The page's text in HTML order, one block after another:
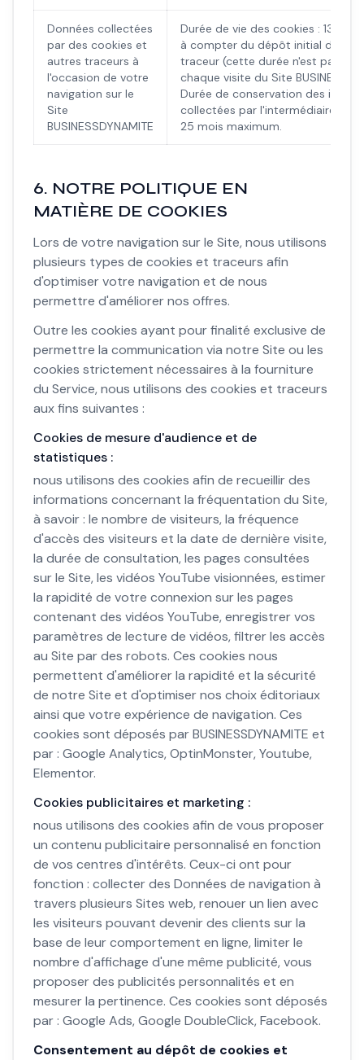
Données collectées
par des cookies et
autres traceurs à
l'occasion de votre
navigation sur le
Site
BUSINESSDYNAMITE
Durée de vie des cookies : 13
à compter du dépôt initial du
traceur (cette durée n'est pas
chaque visite du Site
Durée de conservation des
collectées par l'intermédiaire de
25 mois maximum.
6. NOTRE POLITIQUE EN
MATIÈRE DE COOKIES
Lors de votre navigation sur le Site, nous utilisons
plusieurs types de cookies et traceurs afin
d'optimiser votre navigation et de nous
permettre d'améliorer nos offres.
Outre les cookies ayant pour finalité exclusive de
permettre la communication via notre Site ou les
cookies strictement nécessaires à la fourniture
du Service, nous utilisons des cookies et traceurs
aux fins suivantes :
Cookies de mesure d'audience et de
statistiques :
nous utilisons des cookies afin de recueillir des
informations concernant la fréquentation du Site,
à savoir : le nombre de visiteurs, la fréquence
d'accès des visiteurs et la date de dernière visite,
la durée de consultation, les pages consultées
sur le Site, les vidéos YouTube visionnées, estimer
la rapidité de votre connexion sur les pages
contenant des vidéos YouTube, enregistrer vos
paramètres de lecture de vidéos, filtrer les accès
au Site par des robots. Ces cookies nous
permettent d'améliorer la rapidité et la sécurité
de notre Site et d'optimiser nos choix éditoriaux
ainsi que votre expérience de navigation. Ces
cookies sont déposés par BUSINESSDYNAMITE et
par : Google Analytics, OptinMonster, Youtube,
Elementor.
Cookies publicitaires et marketing :
nous utilisons des cookies afin de vous proposer
un contenu publicitaire personnalisé en fonction
de vos centres d'intérêts. Ceux-ci ont pour
fonction : collecter des Données de navigation à
travers plusieurs Sites web, renouer un lien avec
les visiteurs pouvant devenir des clients sur la
base de leur comportement en ligne, limiter le
nombre d'affichage d'une même publicité, vous
proposer des publicités personnalités et en
mesurer la pertinence. Ces cookies sont déposés
par : Google Ads, Google DoubleClick, Facebook.
Consentement au dépôt de cookies et